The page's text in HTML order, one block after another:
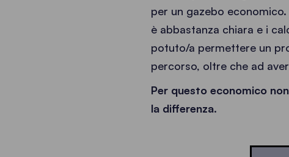
per un gazebo
è abbastanza chiara e i
potuto/a permettere un
percorso, oltre che ad
Per questo economico
la differenza.